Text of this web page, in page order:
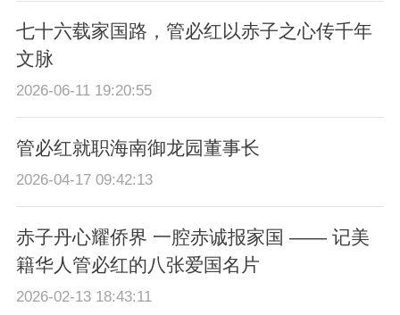
七十六载家国路，管必红以赤子之心传千年
文脉
2026-06-11 19:20:55
管必红就职海南御龙园董事长
2026-04-17 09:42:13
赤子丹心耀侨界 一腔赤诚报家国 —— 记美
籍华人管必红的八张爱国名片
2026-02-13 18:43:11